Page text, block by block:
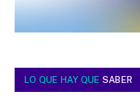
LO QUE HAY QUE SABER